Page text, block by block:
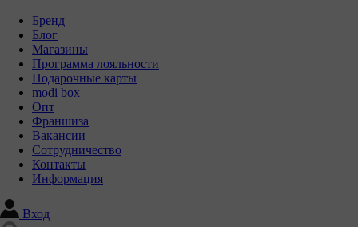
Бренд
Блог
Магазины
Программа лояльности
Подарочные карты
modi box
Опт
Франшиза
Вакансии
Сотрудничество
Контакты
Информация
Вход